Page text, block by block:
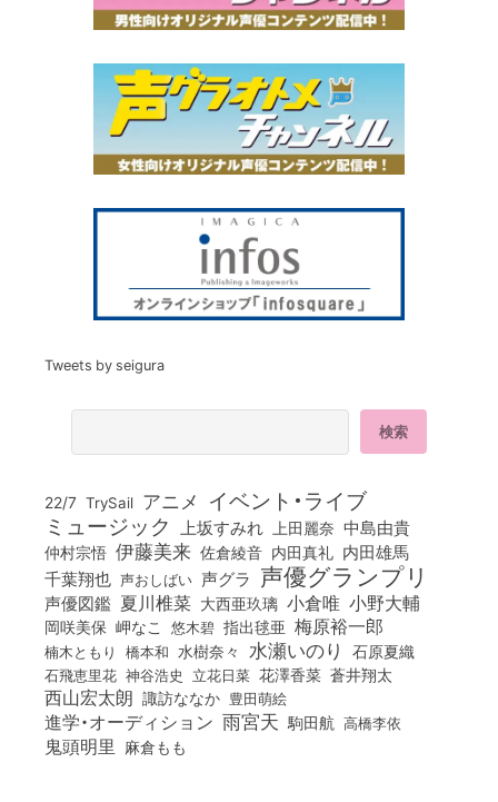
Tweets by seigura
22/7 TrySail アニメ イベント・ライブ
ミュージック 上坂すみれ 上田麗奈 中島由貴
仲村宗悟 伊藤美来 佐倉綾音 内田真礼 内田雄馬
千葉翔也 声おしばい 声グラ 声優グランプリ
声優図鑑 夏川椎菜 大西亜玖璃 小倉唯 小野大輔
岡咲美保 岬なこ 悠木碧 指出毬亜 梅原裕一郎
楠木ともり 橋本和 水樹奈々 水瀬いのり 石原夏織
石飛恵里花 神谷浩史 立花日菜 花澤香菜 蒼井翔太
西山宏太朗 諏訪ななか 豊田萌絵
進学・オーディション 雨宮天 駒田航 高橋李依
鬼頭明里 麻倉もも